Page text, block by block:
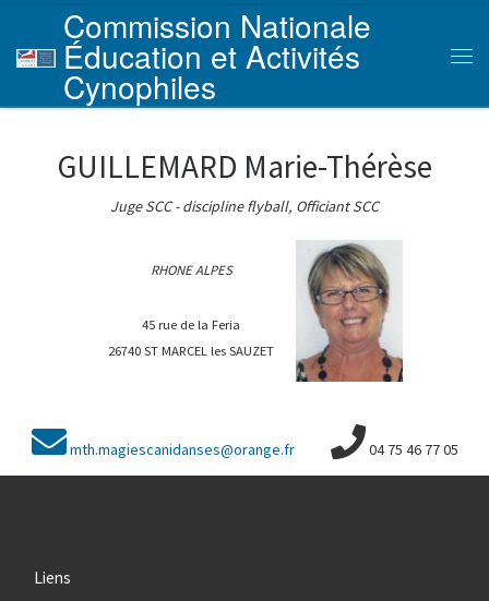
Skip to content
Commission Nationale
Éducation et Activités
Cynophiles
GUILLEMARD Marie-Thérèse
Juge SCC - discipline flyball, Officiant SCC
RHONE ALPES
45 rue de la Feria
26740 ST MARCEL les SAUZET
mth.magiescanidanses@orange.fr 04 75 46 77 05
Liens